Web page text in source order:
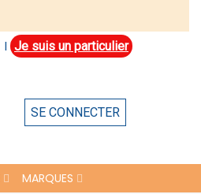
l Je suis un particulier
SE CONNECTER
MARQUES